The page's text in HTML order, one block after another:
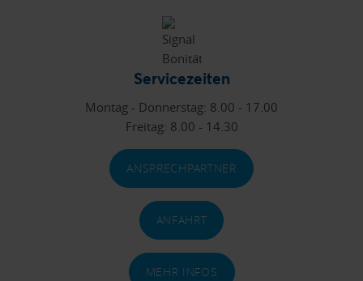
Servicezeiten
Montag - Donnerstag: 8.00 - 17.00
Freitag: 8.00 - 14.30
ANSPRECHPARTNER
ANFAHRT
MEHR INFOS